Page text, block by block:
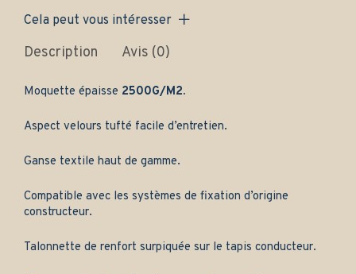
Cela peut vous intéresser
Description Avis (0)
Moquette épaisse 2500G/M2.
Aspect velours tufté facile d’entretien.
Ganse textile haut de gamme.
Compatible avec les systèmes de fixation d’origine
constructeur.
Talonnette de renfort surpiquée sur le tapis conducteur.